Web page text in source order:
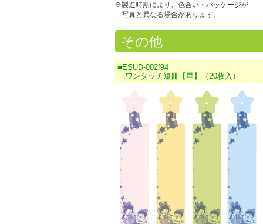
※製造時期により、色合い・パッケージが
写真と異なる場合があります。
その他
■ESUD-002f94
ワンタッチ短冊【星】（20枚入）